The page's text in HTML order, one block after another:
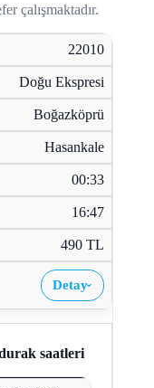
çalışmaktadır.
22010
Doğu Ekspresi
Boğazköprü
Hasankale
00:33
16:47
490 TL
Detay›
saatleri